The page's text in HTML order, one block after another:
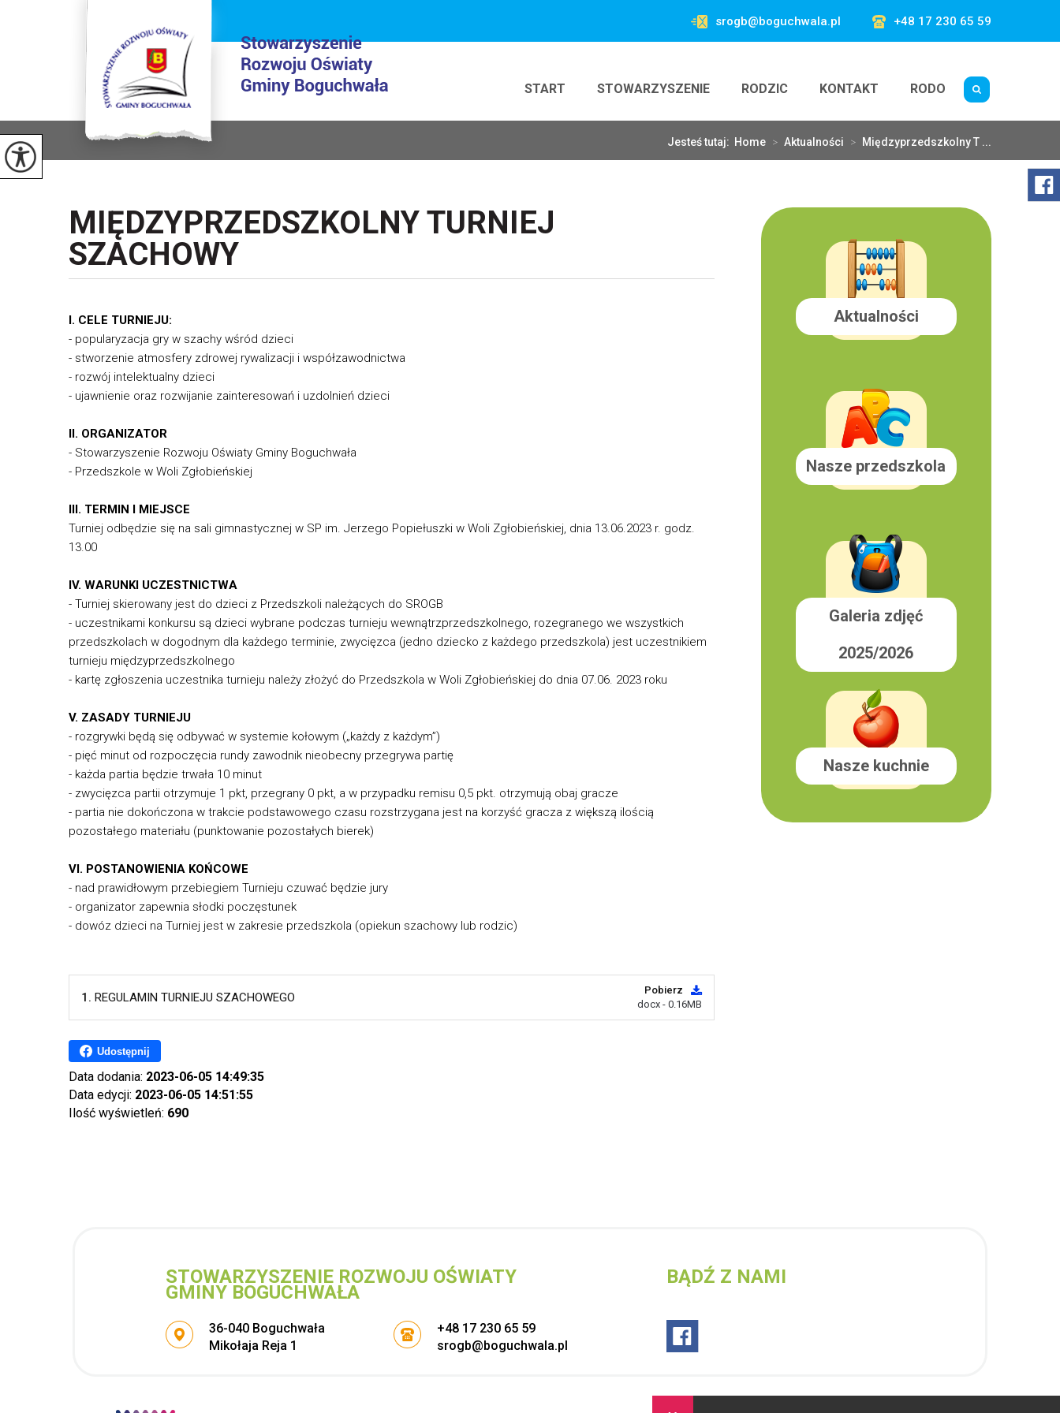
srogb@boguchwala.pl +48 17 230 65 59
START STOWARZYSZENIE RODZIC KONTAKT RODO
Jesteś tutaj: Home > Aktualności > Międzyprzedszkolny T ...
MIĘDZYPRZEDSZKOLNY TURNIEJ
SZACHOWY
I. CELE TURNIEJU:
- popularyzacja gry w szachy wśród dzieci
- stworzenie atmosfery zdrowej rywalizacji i współzawodnictwa
- rozwój intelektualny dzieci
- ujawnienie oraz rozwijanie zainteresowań i uzdolnień dzieci
II. ORGANIZATOR
- Stowarzyszenie Rozwoju Oświaty Gminy Boguchwała
- Przedszkole w Woli Zgłobieńskiej
III. TERMIN I MIEJSCE
Turniej odbędzie się na sali gimnastycznej w SP im. Jerzego Popiełuszki w Woli Zgłobieńskiej, dnia 13.06.2023 r. godz.
13.00
IV. WARUNKI UCZESTNICTWA
- Turniej skierowany jest do dzieci z Przedszkoli należących do SROGB
- uczestnikami konkursu są dzieci wybrane podczas turnieju wewnątrzprzedszkolnego, rozegranego we wszystkich
przedszkolach w dogodnym dla każdego terminie, zwycięzca (jedno dziecko z każdego przedszkola) jest uczestnikiem
turnieju międzyprzedszkolnego
- kartę zgłoszenia uczestnika turnieju należy złożyć do Przedszkola w Woli Zgłobieńskiej do dnia 07.06. 2023 roku
V. ZASADY TURNIEJU
- rozgrywki będą się odbywać w systemie kołowym („każdy z każdym”)
- pięć minut od rozpoczęcia rundy zawodnik nieobecny przegrywa partię
- każda partia będzie trwała 10 minut
- zwycięzca partii otrzymuje 1 pkt, przegrany 0 pkt, a w przypadku remisu 0,5 pkt. otrzymują obaj gracze
- partia nie dokończona w trakcie podstawowego czasu rozstrzygana jest na korzyść gracza z większą ilością
pozostałego materiału (punktowanie pozostałych bierek)
VI. POSTANOWIENIA KOŃCOWE
- nad prawidłowym przebiegiem Turnieju czuwać będzie jury
- organizator zapewnia słodki poczęstunek
- dowóz dzieci na Turniej jest w zakresie przedszkola (opiekun szachowy lub rodzic)
1. REGULAMIN TURNIEJU SZACHOWEGO
Pobierz
docx - 0.16MB
Udostępnij
Data dodania: 2023-06-05 14:49:35
Data edycji: 2023-06-05 14:51:55
Ilość wyświetleń: 690
Aktualności
Nasze przedszkola
Galeria zdjęć
2025/2026
Nasze kuchnie
STOWARZYSZENIE ROZWOJU OŚWIATY
GMINY BOGUCHWAŁA
Adres pocztowy:
36-040 Boguchwała
Mikołaja Reja 1
+48 17 230 65 59
srogb@boguchwala.pl
BĄDŹ Z NAMI